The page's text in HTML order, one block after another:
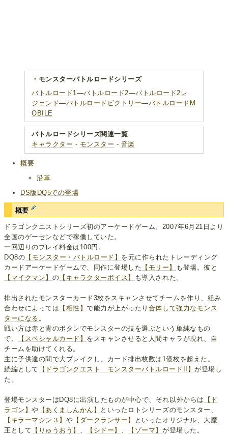
・モンスターバトルロードシリーズ
バトルロード1 ―バトルロード2―バトルロード2レ
ジェンド―バトルロードビクトリー―バトルロードM
OBILE
バトルロードシリーズ関連一覧
キャラクター - モンスター - 音楽
概要
沿革
DS版DQ5での登場
概要
ドラゴンクエストシリーズ初のアーケードゲーム。2007年6月21日より
全国のゲーセンなどで稼働していた。
一回辺りのプレイ料金は100円。
DQ8の 【モンスター・バトルロード】 を元に作られたトレーディング
カードアーケードゲームで、同作に登場した 【モリー】
も登場。彼と
【マイクマン】 の 【キャラクターボイス】 も導入された。
排出されたモンスターカード3枚をスキャンさせてチームを作り、組み
合わせによっては 【相性】で能力が上がったり 合体して強力なモンス
ターになる 。
戦い方は赤と青のボタンでモンスターの技を選ぶという単純なもの
で、
【スペシャルカード】 をスキャンさせると人間キャラが現れ、自
チームを助けてくれる。
主に子供達の間で大ブレイクし、カード排出枚数は1億枚を超えた。
続編として
【ドラゴンクエスト モンスターバトルロードII】が登場し
た。
登場モンスターはDQ8に出演したものが中心で、それ以外からは
【ド
ラゴン】や 【あくましんかん】
といったロトシリーズのモンスター、
【キラーマシン３】 や 【ダークランサー】
といったオリジナル、大魔
王として 【りゅうおう】 、 【シドー】 、 【ゾーマ】が登場した。